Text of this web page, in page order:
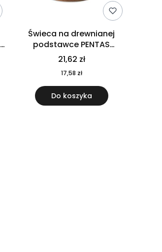
Świeca na drewnianej
podstawce PENTAS
MO6282-40
21,62 zł
17,58 zł
Do koszyka